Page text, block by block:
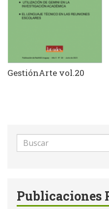
GestiónArte vol.20
Formulario
de
Publicaciones